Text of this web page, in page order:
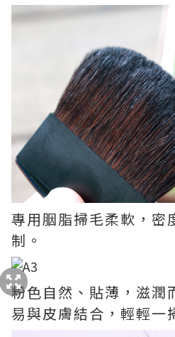
專用胭脂掃毛柔軟，密
制。
粉色自然、貼薄，滋潤
易與皮膚結合，輕輕一